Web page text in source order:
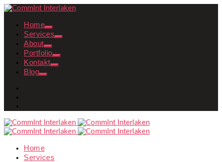
Home
Services
About
Portfolio
Kontakt
Blog
Home
Services